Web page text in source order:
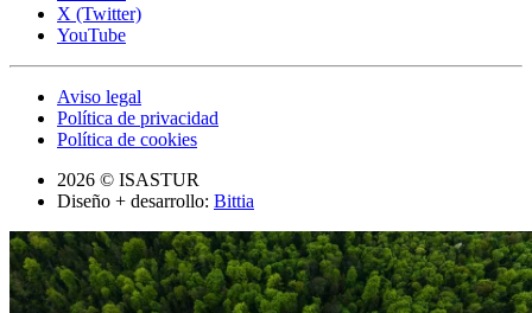
X (Twitter)
YouTube
Aviso legal
Política de privacidad
Política de cookies
2026 © ISASTUR
Diseño + desarrollo: Bittia